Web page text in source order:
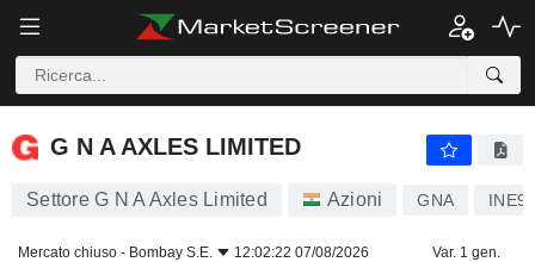
G N A AXLES LIMITED
G N A AXLES LIMITED
Settore G N A Axles Limited Azioni GNA
Mercato chiuso - Bombay S.E. 12:02:22 07/08/2026 Var. 1 gen.